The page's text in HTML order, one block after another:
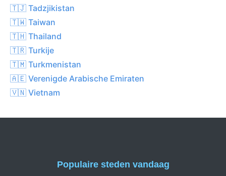
🇹🇯 Tadzjikistan
🇹🇼 Taiwan
🇹🇭 Thailand
🇹🇷 Turkije
🇹🇲 Turkmenistan
🇦🇪 Verenigde Arabische Emiraten
🇻🇳 Vietnam
Populaire steden vandaag